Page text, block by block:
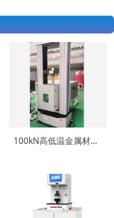
100kN高低温金属材料拉伸试验机